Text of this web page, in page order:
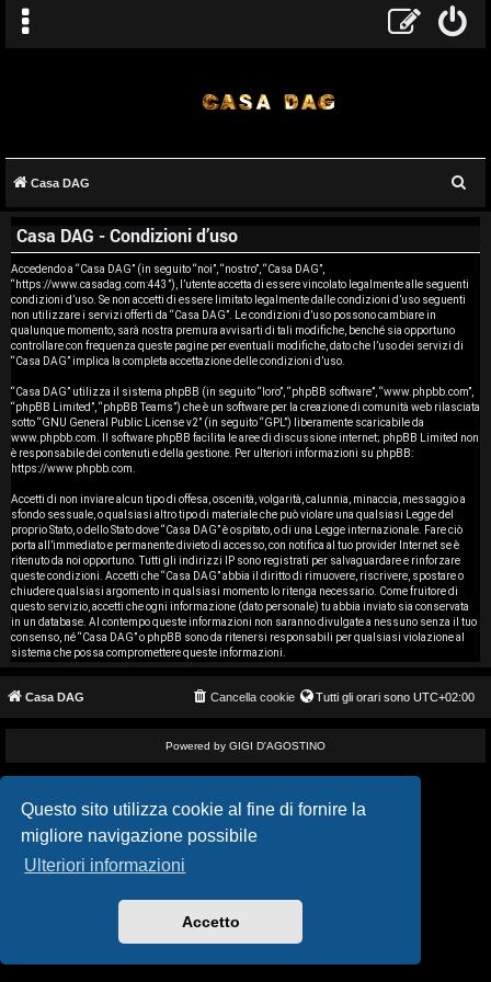
Questo sito utilizza cookie al fine di fornire la
migliore navigazione possibile
Ulteriori informazioni
Accetto
r
g
o
m
e
n
t
i
s
e
n
z
a
i
s
p
o
t
Casa DAG
Casa DAG - Condizioni d’uso
Accedendo a “Casa DAG” (in seguito “noi”, “nostro”, “Casa DAG”,
“https://www.casadag.com:443”), l’utente accetta di essere vincolato legalmente alle seguenti
condizioni d’uso. Se non accetti di essere limitato legalmente dalle condizioni d’uso seguenti
non utilizzare i servizi offerti da “Casa DAG”. Le condizioni d’uso possono cambiare in
qualunque momento, sarà nostra premura avvisarti di tali modifiche, benché sia opportuno
controllare con frequenza queste pagine per eventuali modifiche, dato che l’uso dei servizi di
“Casa DAG” implica la completa accettazione delle condizioni d’uso.
“Casa DAG” utilizza il sistema phpBB (in seguito “loro”, “phpBB software”, “www.phpbb.com”,
“phpBB Limited”, “phpBB Teams”) che è un software per la creazione di comunità web rilasciata
sotto “GNU General Public License v2” (in seguito “GPL”) liberamente scaricabile da
www.phpbb.com . Il software phpBB facilita le aree di discussione internet; phpBB Limited non
è responsabile dei contenuti e della gestione. Per ulteriori informazioni su phpBB:
https://www.phpbb.com
Accetti di non inviare alcun tipo di offesa, oscenità, volgarità, calunnia, minaccia, messaggio a
sfondo sessuale, o qualsiasi altro tipo di materiale che può violare una qualsiasi Legge del
proprio Stato, o dello Stato dove “Casa DAG” è ospitato, o di una Legge internazionale. Fare ciò
porta all’immediato e permanente divieto di accesso, con notifica al tuo provider Internet se è
ritenuto da noi opportuno. Tutti gli indirizzi IP sono registrati per salvaguardare e rinforzare
queste condizioni. Accetti che “Casa DAG” abbia il diritto di rimuovere, riscrivere, spostare o
chiudere qualsiasi argomento in qualsiasi momento lo ritenga necessario. Come fruitore di
questo servizio, accetti che ogni informazione (dato personale) tu abbia inviato sia conservata
in un database. Al contempo queste informazioni non saranno divulgate a nessuno senza il tuo
consenso, né “Casa DAG” o phpBB sono da ritenersi responsabili per qualsiasi violazione al
sistema che possa compromettere queste informazioni.
Casa DAG Tutti gli orari sono UTC+02:00
Cancella cookie
Powered by GIGI D'AGOSTINO